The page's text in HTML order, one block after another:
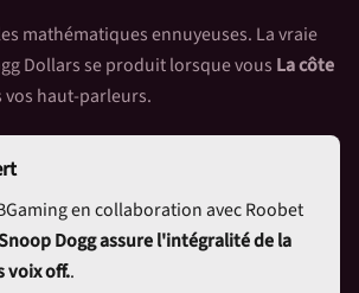
mathématiques ennuyeuses. La vraie
Dollars se produit lorsque vous La côte
vos haut-parleurs.
en collaboration avec Roobet
Dogg assure l'intégralité de la
voix off..